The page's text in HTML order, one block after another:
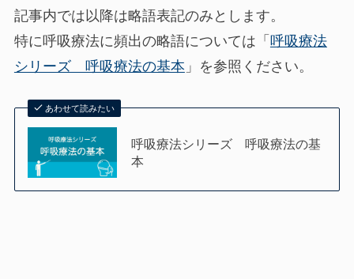
記事内では以降は略語表記のみとします。
特に呼吸療法に頻出の略語については「 呼吸療法
シリーズ 呼吸療法の基本 」を参照ください。
あわせて読みたい
呼吸療法シリーズ 呼吸療法の基
本